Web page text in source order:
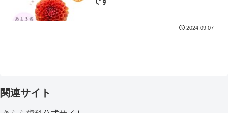
2024.09.07
関連サイト